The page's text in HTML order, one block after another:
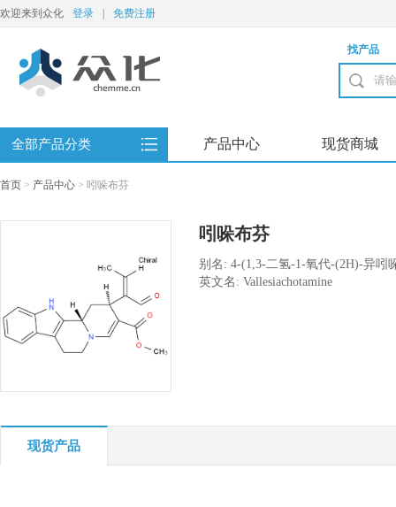
欢迎来到众化 登录 免费注册
找产品
全部产品分类 产品中心 现货商城
首页 > 产品中心 > 吲哚布芬
吲哚布芬
别名: 4-(1,3-二氢-1-氧代-(2H)-异吲
英文名: Vallesiachotamine
现货产品